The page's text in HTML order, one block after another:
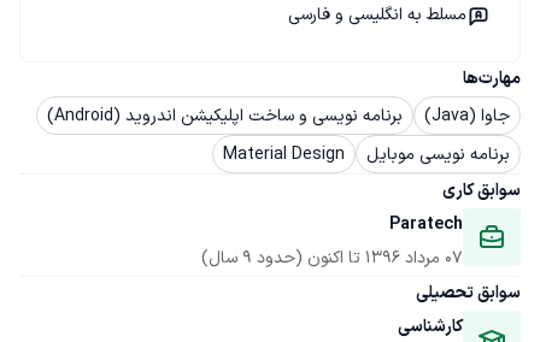
مهارت‌ها
جاوا (Java)
برنامه نویسی و ساخت اپلیکیشن اندروید (Android)
برنامه نویسی موبایل
Material Design
سوابق کاری
Paratech
07 مرداد 1396
تا اکنون (حدود 9 سال)
سوابق تحصیلی
کارشناسی
مسلط به انگلیسی و فارسی